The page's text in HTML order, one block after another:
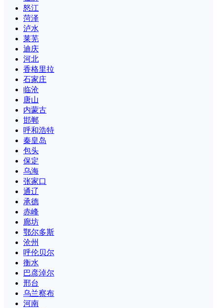
怒江
菏泽
泸水
莱芜
迪庆
河北
香格里拉
石家庄
临沧
唐山
内蒙古
邯郸
呼和浩特
秦皇岛
包头
保定
乌海
张家口
通辽
承德
赤峰
廊坊
鄂尔多斯
沧州
呼伦贝尔
衡水
巴彦淖尔
邢台
乌兰察布
河南